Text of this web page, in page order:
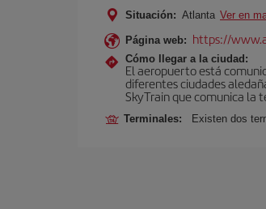
Situación: Atlanta Ver en
Página web: https://
Cómo llegar a la ciudad:
El aeropuerto está
diferentes ciudades
SkyTrain que comunica la
Terminales: Existen dos